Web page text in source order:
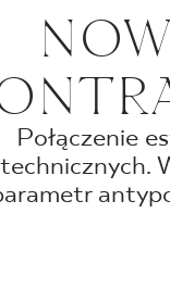
Połączenie
technicznych.